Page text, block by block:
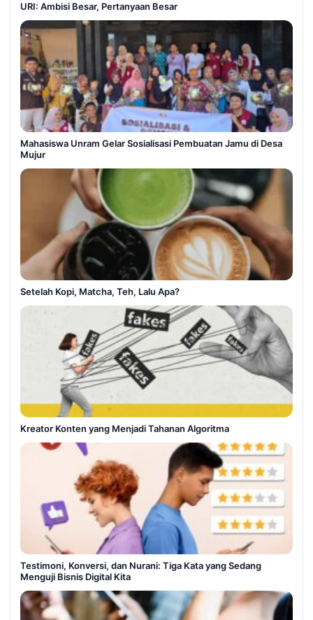
URI: Ambisi Besar, Pertanyaan Besar
Mahasiswa Unram Gelar Sosialisasi Pembuatan Jamu di Desa
Mujur
Setelah Kopi, Matcha, Teh, Lalu Apa?
Kreator Konten yang Menjadi Tahanan Algoritma
Testimoni, Konversi, dan Nurani: Tiga Kata yang Sedang
Menguji Bisnis Digital Kita